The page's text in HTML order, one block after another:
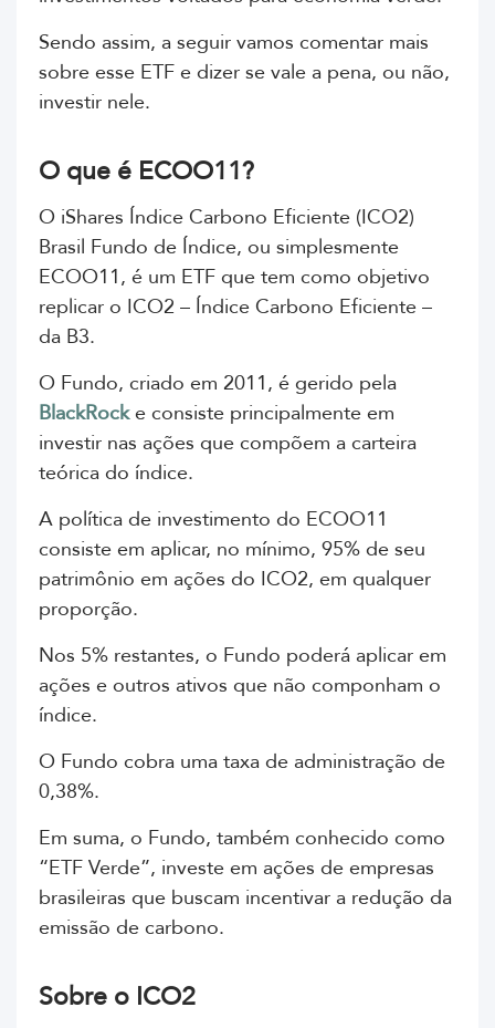
Sendo assim, a seguir vamos comentar mais
sobre esse ETF e dizer se vale a pena, ou não,
investir nele.
O que é ECOO11?
O iShares Índice Carbono Eficiente (ICO2)
Brasil Fundo de Índice, ou simplesmente
ECOO11, é um ETF que tem como objetivo
replicar o ICO2 – Índice Carbono Eficiente –
da B3.
O Fundo, criado em 2011, é gerido pela
BlackRocke consiste principalmente em
investir nas ações que compõem a carteira
teórica do índice.
A política de investimento do ECOO11
consiste em aplicar, no mínimo, 95% de seu
patrimônio em ações do ICO2, em qualquer
proporção.
Nos 5% restantes, o Fundo poderá aplicar em
ações e outros ativos que não componham o
índice.
O Fundo cobra uma taxa de administração de
0,38%.
Em suma, o Fundo, também conhecido como
“ETF Verde”, investe em ações de empresas
brasileiras que buscam incentivar a redução da
emissão de carbono.
Sobre o ICO2